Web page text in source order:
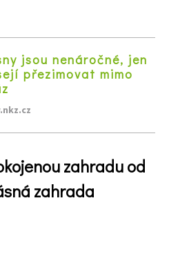
jsou nenáročné, jen
přezimovat mimo
zahradu od
zahrada